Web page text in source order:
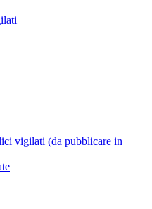
vigilati (da pubblicare in